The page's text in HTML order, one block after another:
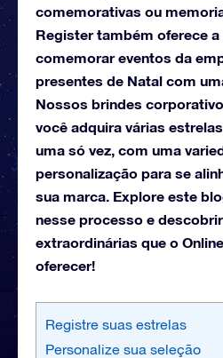
comemorativas ou
Register também oferece
comemorar eventos da
presentes de Natal com
Nossos brindes
você adquira várias
uma só vez, com uma
personalização para se
sua marca. Explore este
nesse processo e
extraordinárias que o
oferecer!
Registre suas estrelas
Personalize sua seleção